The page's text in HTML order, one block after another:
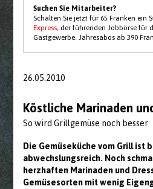
Suchen Sie Mitarbeiter?
Schalten Sie jetzt für 65 Franken ein
Express, der führenden Jobbörse für
Gastgewerbe. Jahresabos ab 390
26.05.2010
Köstliche Marinaden
So wird Grillgemüse noch besser
Die Gemüseküche vom Grill ist
abwechslungsreich. Noch
herzhaften Marinaden und
Gemüsesorten mit wenig